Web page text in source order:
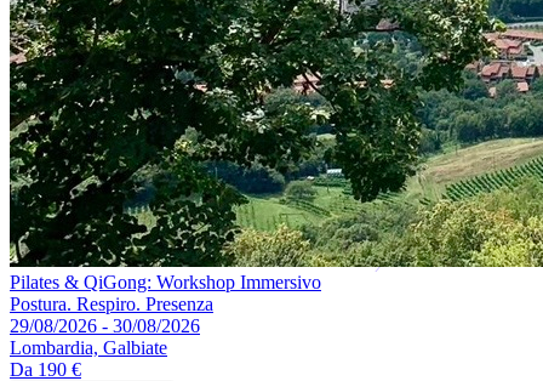
Pilates & QiGong: Workshop Immersivo
Postura. Respiro. Presenza
29/08/2026 - 30/08/2026
Lombardia, Galbiate
Da 190 €